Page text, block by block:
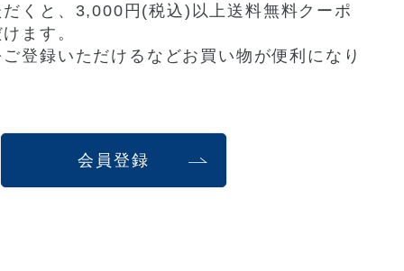
くと、3,000円(税込)以上送料無料クーポ
ます。
登録いただけるなどお買い物が便利になり
会員登録